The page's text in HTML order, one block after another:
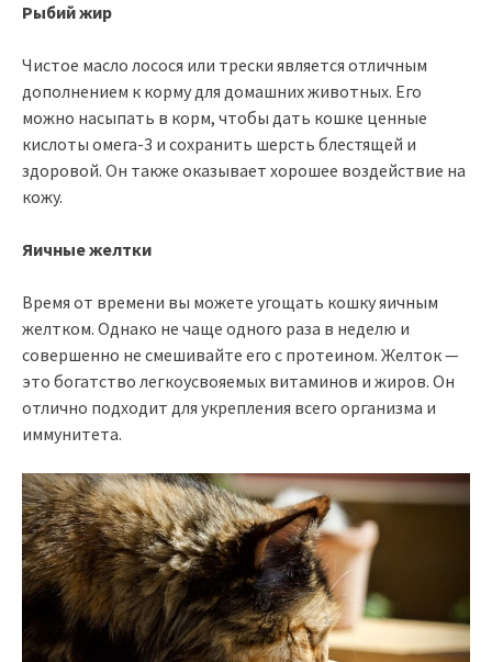
Рыбий жир
Чистое масло лосося или трески является отличным
дополнением к корму для домашних животных. Его
можно насыпать в корм, чтобы дать кошке ценные
кислоты омега-3 и сохранить шерсть блестящей и
здоровой. Он также оказывает хорошее воздействие на
кожу.
Яичные желтки
Время от времени вы можете угощать кошку яичным
желтком. Однако не чаще одного раза в неделю и
совершенно не смешивайте его с протеином. Желток —
это богатство легкоусвояемых витаминов и жиров. Он
отлично подходит для укрепления всего организма и
иммунитета.